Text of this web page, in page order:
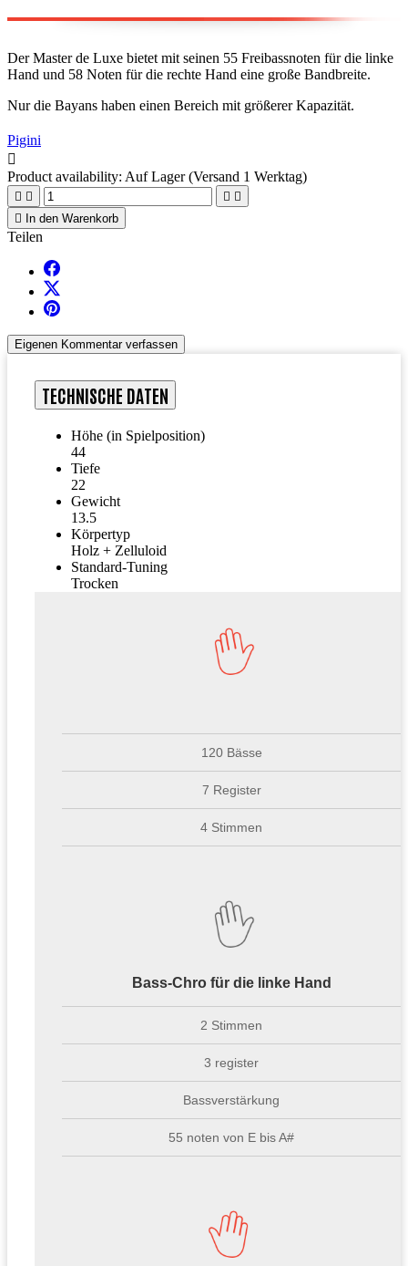
Der Master de Luxe bietet mit seinen 55 Freibassnoten für die linke
Hand und 58 Noten für die rechte Hand eine große Bandbreite.
Nur die Bayans haben einen Bereich mit größerer Kapazität.
Pigini

Product availability: Auf Lager (Versand 1 Werktag)
   
 In den Warenkorb
Teilen
Eigenen Kommentar verfassen
TECHNISCHE DATEN
Höhe (in Spielposition)
44
Tiefe
22
Gewicht
13.5
Körpertyp
Holz + Zelluloid
Standard-Tuning
Trocken
120 Bässe
7 Register
4 Stimmen
Bass-Chro für die linke Hand
2 Stimmen
3 register
Bassverstärkung
55 noten von E bis A#